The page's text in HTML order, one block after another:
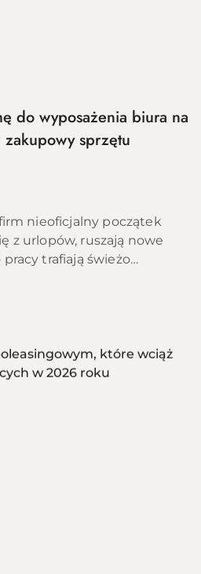
do wyposażenia biura na
sprzętu
nieoficjalny początek
z urlopów, ruszają nowe
trafiają świeżo
właśnie ten moment bywa